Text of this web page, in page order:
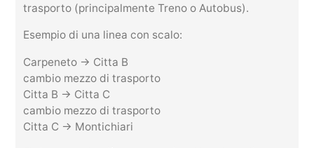
trasporto (principalmente Treno o Autobus).
Esempio di una linea con scalo:
Carpeneto -> Citta B
cambio mezzo di trasporto
Citta B -> Citta C
cambio mezzo di trasporto
Citta C -> Montichiari